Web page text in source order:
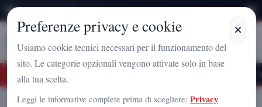
Venerdì 7 Agosto 2026
StampaCampania
Nazionale a Caserta: l'uomo che sta costruendo il radicamento del
Home
Articoli
Preferenze privacy e cookie
Usiamo cookie tecnici necessari per il funzionamento del
sito. Le categorie opzionali vengono attivate solo in base
alla tua scelta.
Leggi le informative complete prima di scegliere: Privacy